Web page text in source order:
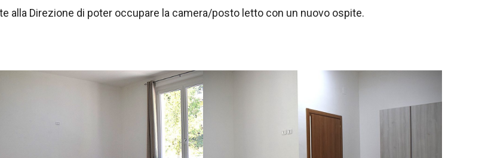
alla Direzione di poter occupare la camera/posto letto con un nuovo ospite.